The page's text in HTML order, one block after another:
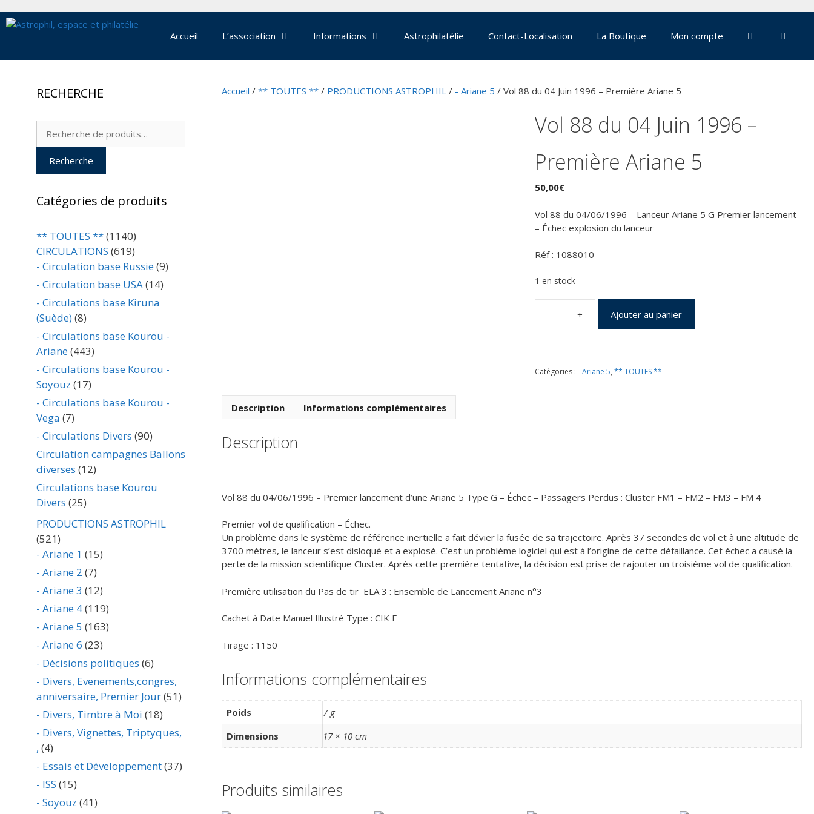
au
Accueil L’association Informations Astrophilatélie Contact-Localisation La Boutique Mon compte
Accueil / ** TOUTES ** / PRODUCTIONS ASTROPHIL / - Ariane 5 / Vol 88 du 04 Juin 1996 – Première Ariane 5
Vol 88 du 04 Juin 1996 –
Première Ariane 5
50,00€
Vol 88 du 04/06/1996 – Lanceur Ariane 5 G Premier lancement
– Échec explosion du lanceur
Réf : 1088010
1 en stock
quantité
de
Vol
du
Ajouter au panier
Catégories :- Ariane 5,** TOUTES **
Description Informations complémentaires
Description
Vol 88 du 04/06/1996 – Premier lancement d’une Ariane 5 Type G – Échec – Passagers Perdus : Cluster FM1 – FM2 – FM3 – FM 4
Premier vol de qualification – Échec.
Un problème dans le système de référence inertielle a fait dévier la fusée de sa trajectoire. Après 37 secondes de vol et à une altitude de
3700 mètres, le lanceur s’est disloqué et a explosé. C’est un problème logiciel qui est à l’origine de cette défaillance. Cet échec a causé la
perte de la mission scientifique Cluster. Après cette première tentative, la décision est prise de rajouter un troisième vol de qualification.
Première utilisation du Pas de tir ELA 3 : Ensemble de Lancement Ariane n°3
Cachet à Date Manuel Illustré Type : CIK F
Tirage : 1150
Informations complémentaires
Poids
7 g
Dimensions
17 × 10 cm
Produits similaires
RECHERCHE
Recherche
Recherche
Catégories de produits
** TOUTES **(1140)
CIRCULATIONS (619)
- Circulation base Russie(9)
- Circulation base USA(14)
- Circulations base Kiruna
(Suède)(8)
- Circulations base Kourou -
Ariane(443)
- Circulations base Kourou -
Soyouz (17)
- Circulations base Kourou -
Vega (7)
- Circulations Divers (90)
Circulation campagnes Ballons
diverses (12)
Circulations base Kourou
Divers (25)
PRODUCTIONS ASTROPHIL
(521)
- Ariane 1 (15)
- Ariane 2 (7)
- Ariane 3 (12)
- Ariane 4(119)
- Ariane 5 (163)
- Ariane 6 (23)
- Décisions politiques (6)
- Divers, Evenements,congres,
anniversaire, Premier Jour(51)
- Divers, Timbre à Moi (18)
- Divers, Vignettes, Triptyques,
, (4)
- Essais et Développement(37)
- ISS (15)
- Soyouz (41)